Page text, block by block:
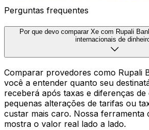
Perguntas frequentes
Por que devo comparar Xe com Rupali
internacionais de
Comparar provedores como Rupali
você a entender quanto seu
receberá após taxas e diferenças de
pequenas alterações de tarifas ou
custar mais caro. Nossa ferramenta
mostra o valor real lado a lado.